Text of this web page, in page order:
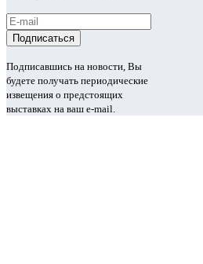
Подписавшись на новости, Вы
будете получать периодические
извещения о предстоящих
выставках на ваш e-mail.